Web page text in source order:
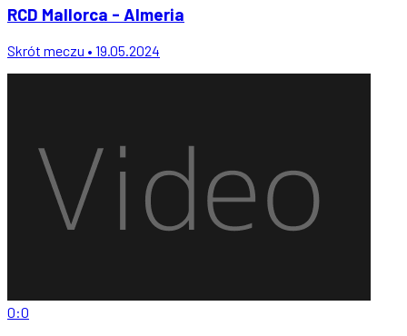
RCD Mallorca - Almeria
Skrót meczu • 19.05.2024
0:0